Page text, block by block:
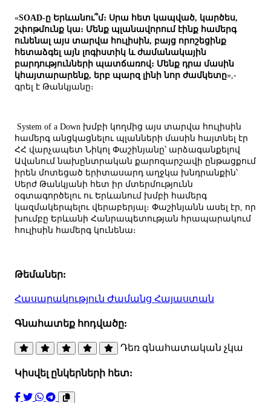
«SOAD-ը Երևանու՞մ։ Սրա հետ կապված, կարծես,
շփոթմունք կա։ Մենք պլանավորում էինք համերգ
ունենալ այս տարվա հուլիսին, բայց որոշեցինք
հետաձգել այն լոգիստիկ և ժամանակային
բարդությունների պատճառով։ Մենք դրա մասին
կհայտարարենք, երբ պարզ լինի նոր ժամկետը»,-
գրել է Թանկյանը։
System of a Down խմբի կողմից այս տարվա հուլիսին
համերգ անցկացնելու պլանների մասին հայտնել էր
ՀՀ վարչապետ Նիկոլ Փաշինյանը՝ արձագանքելով
Ավանում նախընտրական քարոզարշավի ընթացքում
իրեն մոտեցած երիտասարդ աղջկա խնդրանքին՝
Սերժ Թանկյանի հետ իր մտերմությունն
օգտագործելու ու Երևանում խմբի համերգ
կազմակերպելու վերաբերյալ։ Փաշինյանն ասել էր, որ
խումբը Երևանի Հանրապետության հրապարակում
հուլիսին համերգ կունենա։
Թեմաներ:
Հասարակություն Ժամանց Հայաստան
Գնահատեք հոդվածը:
Դեռ գնահատական չկա
Կիսվել ընկերների հետ: